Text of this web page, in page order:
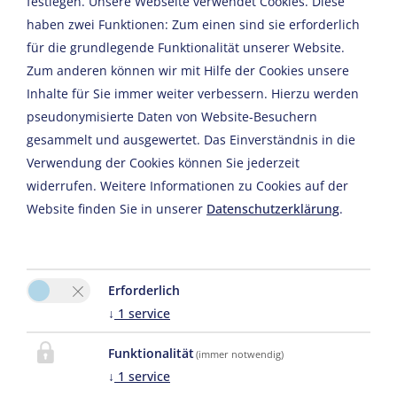
Weiter
Bitte aktivieren Sie in den Cookie Einstellungen die Option
"Funktionalität" für die korrekte Map-Darstellung
Cookie Einstellungen
haben zwei Funktionen: Zum einen sind sie erforderlich
für die grundlegende Funktionalität unserer Website.
Zum anderen können wir mit Hilfe der Cookies unsere
Inhalte für Sie immer weiter verbessern. Hierzu werden
pseudonymisierte Daten von Website-Besuchern
gesammelt und ausgewertet. Das Einverständnis in die
Verwendung der Cookies können Sie jederzeit
widerrufen. Weitere Informationen zu Cookies auf der
Website finden Sie in unserer Datenschutzerklärung.
Erforderlich
↓ 1 service
Funktionalität(immer notwendig)
↓ 1 service